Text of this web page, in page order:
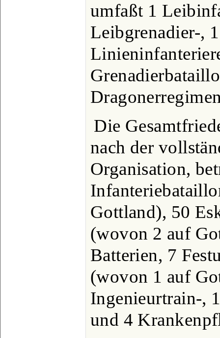
umfaßt 1
Leibgrenadier-,
Die
nach der
Organisation,
Gottland), 50
(wovon 2 auf
Batterien, 7
(wovon 1 auf
Ingenieurtrain-,
und 4